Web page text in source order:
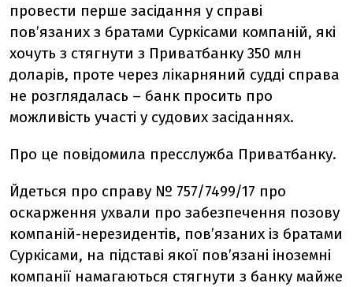
провести перше засідання у справі
пов’язаних з братами Суркісами компаній, які
хочуть з стягнути з Приватбанку 350 млн
доларів, проте через лікарняний судді справа
не розглядалась – банк просить про
можливість участі у судових засіданнях.
Про це повідомила пресслужба Приватбанку.
Йдеться про справу № 757/7499/17 про
оскарження ухвали про забезпечення позову
компаній-нерезидентів, пов’язаних із братами
Суркісами, на підставі якої пов’язані іноземні
компанії намагаються стягнути з банку майже